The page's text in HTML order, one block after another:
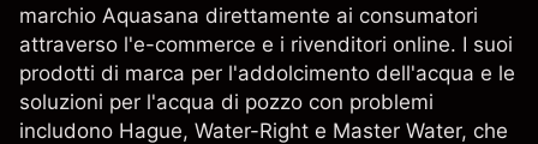
marchio Aquasana direttamente ai consumatori
attraverso l'e-commerce e i rivenditori online. I suoi
prodotti di marca per l'addolcimento dell'acqua e le
soluzioni per l'acqua di pozzo con problemi
includono Hague, Water-Right e Master Water, che